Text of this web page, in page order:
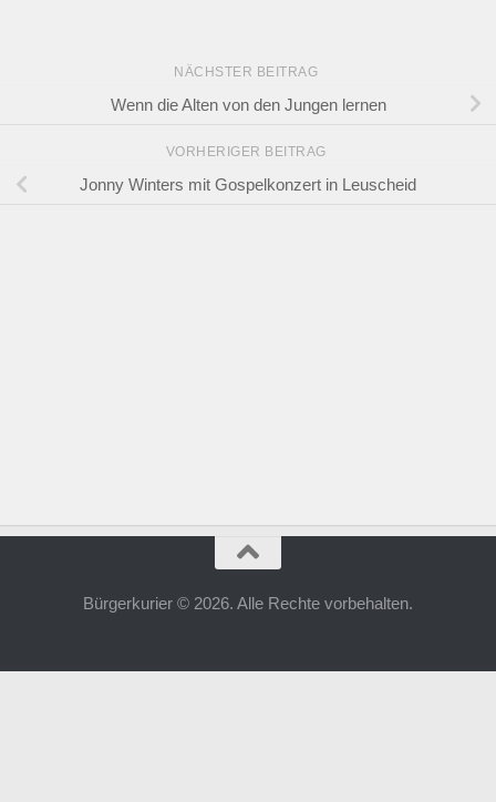
NÄCHSTER BEITRAG
Wenn die Alten von den Jungen lernen
VORHERIGER BEITRAG
Jonny Winters mit Gospelkonzert in Leuscheid
Bürgerkurier © 2026. Alle Rechte vorbehalten.